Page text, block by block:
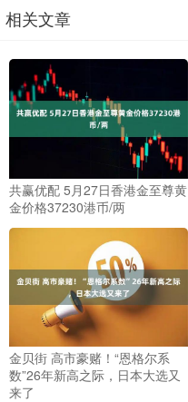
相关文章
共赢优配 5月27日香港金至尊黄
金价格37230港币/两
金贝街 高市豪赌！“恩格尔系
数”26年新高之际，日本大选又
来了